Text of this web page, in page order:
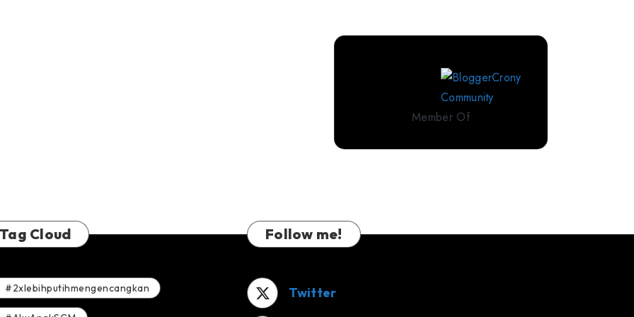
Member Of
Tag Cloud
#2xlebihputihmengencangkan
Follow me!
Twitter